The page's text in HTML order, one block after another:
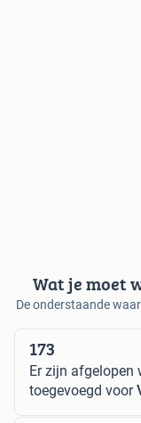
Wat je moet
De onderstaande
173
Er zijn afgelopen
toegevoegd voor